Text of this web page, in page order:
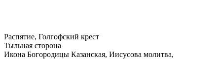
Распятие, Голгофский крест
Тыльная сторона
Икона Богородицы Казанская, Иисусова молитва,